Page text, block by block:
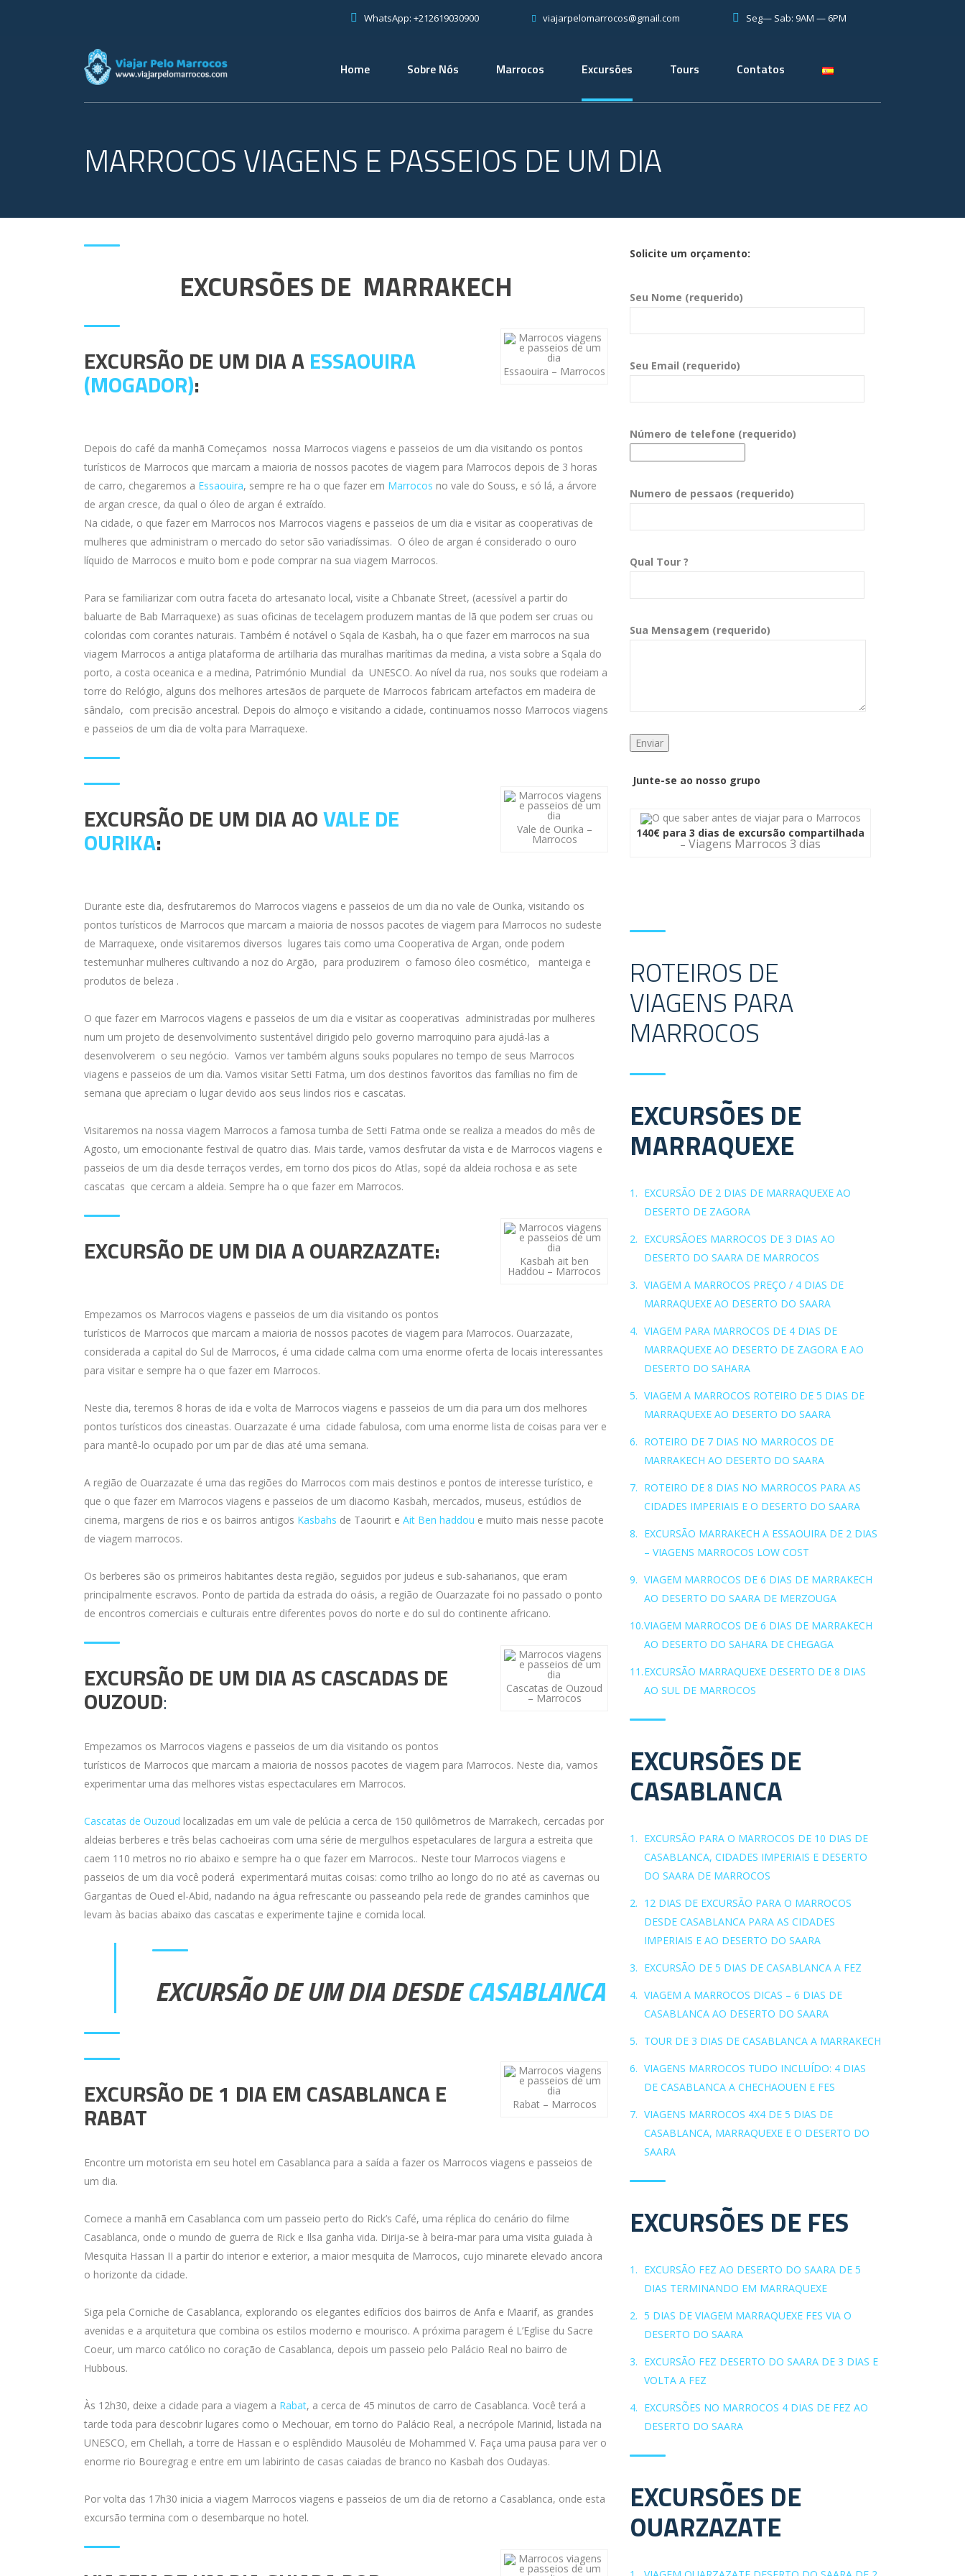
WhatsApp: +212619030900 viajarpelomarrocos@gmail.com Seg— Sab: 9AM — 6PM
Home Sobre Nós Marrocos Excursões Tours Contatos
MARROCOS VIAGENS E PASSEIOS DE UM DIA
EXCURSÕES DE MARRAKECH
Essaouira – Marrocos
EXCURSÃO DE UM DIA AESSAOUIRA
(MOGADOR):
Depois do café da manhã Começamos nossa Marrocos viagens e passeios de um dia visitando os pontos
turísticos de Marrocos que marcam a maioria de nossos pacotes de viagem para Marrocos depois de 3 horas
de carro, chegaremos a Essaouira, sempre re ha o que fazer em Marrocos no vale do Souss, e só lá, a árvore
de argan cresce, da qual o óleo de argan é extraído.
Na cidade, o que fazer em Marrocos nos Marrocos viagens e passeios de um dia e visitar as cooperativas de
mulheres que administram o mercado do setor são variadíssimas. O óleo de argan é considerado o ouro
líquido de Marrocos e muito bom e pode comprar na sua viagem Marrocos.
Para se familiarizar com outra faceta do artesanato local, visite a Chbanate Street, (acessível a partir do
baluarte de Bab Marraquexe) as suas oficinas de tecelagem produzem mantas de lã que podem ser cruas ou
coloridas com corantes naturais. Também é notável o Sqala de Kasbah, ha o que fazer em marrocos na sua
viagem Marrocos a antiga plataforma de artilharia das muralhas marítimas da medina, a vista sobre a Sqala do
porto, a costa oceanica e a medina, Património Mundial da UNESCO. Ao nível da rua, nos souks que rodeiam a
torre do Relógio, alguns dos melhores artesãos de parquete de Marrocos fabricam artefactos em madeira de
sândalo, com precisão ancestral. Depois do almoço e visitando a cidade, continuamos nosso Marrocos viagens
e passeios de um dia de volta para Marraquexe.
Vale de Ourika –
Marrocos
EXCURSÃO DE UM DIA AOVALE DE
OURIKA:
Durante este dia, desfrutaremos do Marrocos viagens e passeios de um dia no vale de Ourika, visitando os
pontos turísticos de Marrocos que marcam a maioria de nossos pacotes de viagem para Marrocos no sudeste
de Marraquexe, onde visitaremos diversos lugares tais como uma Cooperativa de Argan, onde podem
testemunhar mulheres cultivando a noz do Argão, para produzirem o famoso óleo cosmético, manteiga e
produtos de beleza .
O que fazer em Marrocos viagens e passeios de um dia e visitar as cooperativas administradas por mulheres
num um projeto de desenvolvimento sustentável dirigido pelo governo marroquino para ajudá-las a
desenvolverem o seu negócio. Vamos ver também alguns souks populares no tempo de seus Marrocos
viagens e passeios de um dia. Vamos visitar Setti Fatma, um dos destinos favoritos das famílias no fim de
semana que apreciam o lugar devido aos seus lindos rios e cascatas.
Visitaremos na nossa viagem Marrocos a famosa tumba de Setti Fatma onde se realiza a meados do mês de
Agosto, um emocionante festival de quatro dias. Mais tarde, vamos desfrutar da vista e de Marrocos viagens e
passeios de um dia desde terraços verdes, em torno dos picos do Atlas, sopé da aldeia rochosa e as sete
cascatas que cercam a aldeia. Sempre ha o que fazer em Marrocos.
Kasbah ait ben
Haddou – Marrocos
EXCURSÃO DE UM DIA A OUARZAZATE:
Empezamos os Marrocos viagens e passeios de um dia visitando os pontos
turísticos de Marrocos que marcam a maioria de nossos pacotes de viagem para Marrocos. Ouarzazate,
considerada a capital do Sul de Marrocos, é uma cidade calma com uma enorme oferta de locais interessantes
para visitar e sempre ha o que fazer em Marrocos.
Neste dia, teremos 8 horas de ida e volta de Marrocos viagens e passeios de um dia para um dos melhores
pontos turísticos dos cineastas. Ouarzazate é uma cidade fabulosa, com uma enorme lista de coisas para ver e
para mantê-lo ocupado por um par de dias até uma semana.
A região de Ouarzazate é uma das regiões do Marrocos com mais destinos e pontos de interesse turístico, e
que o que fazer em Marrocos viagens e passeios de um diacomo Kasbah, mercados, museus, estúdios de
cinema, margens de rios e os bairros antigos Kasbahs de Taourirt e Ait Ben haddou e muito mais nesse pacote
de viagem marrocos.
Os berberes são os primeiros habitantes desta região, seguidos por judeus e sub-saharianos, que eram
principalmente escravos. Ponto de partida da estrada do oásis, a região de Ouarzazate foi no passado o ponto
de encontros comerciais e culturais entre diferentes povos do norte e do sul do continente africano.
Cascatas de Ouzoud
– Marrocos
EXCURSÃO DE UM DIA AS CASCADAS DE
OUZOUD:
Empezamos os Marrocos viagens e passeios de um dia visitando os pontos
turísticos de Marrocos que marcam a maioria de nossos pacotes de viagem para Marrocos. Neste dia, vamos
experimentar uma das melhores vistas espectaculares em Marrocos.
Cascatas de Ouzoud localizadas em um vale de pelúcia a cerca de 150 quilômetros de Marrakech, cercadas por
aldeias berberes e três belas cachoeiras com uma série de mergulhos espetaculares de largura a estreita que
caem 110 metros no rio abaixo e sempre ha o que fazer em Marrocos.. Neste tour Marrocos viagens e
passeios de um dia você poderá experimentará muitas coisas: como trilho ao longo do rio até as cavernas ou
Gargantas de Oued el-Abid, nadando na água refrescante ou passeando pela rede de grandes caminhos que
levam às bacias abaixo das cascatas e experimente tajine e comida local.
EXCURSÃO DE UM DIA DESDECASABLANCA
Rabat – Marrocos
EXCURSÃO DE 1 DIA EM CASABLANCA E
RABAT
Encontre um motorista em seu hotel em Casablanca para a saída a fazer os Marrocos viagens e passeios de
um dia.
Comece a manhã em Casablanca com um passeio perto do Rick’s Café, uma réplica do cenário do filme
Casablanca, onde o mundo de guerra de Rick e Ilsa ganha vida. Dirija-se à beira-mar para uma visita guiada à
Mesquita Hassan II a partir do interior e exterior, a maior mesquita de Marrocos, cujo minarete elevado ancora
o horizonte da cidade.
Siga pela Corniche de Casablanca, explorando os elegantes edifícios dos bairros de Anfa e Maarif, as grandes
avenidas e a arquitetura que combina os estilos moderno e mourisco. A próxima paragem é L’Eglise du Sacre
Coeur, um marco católico no coração de Casablanca, depois um passeio pelo Palácio Real no bairro de
Hubbous.
Às 12h30, deixe a cidade para a viagem a Rabat, a cerca de 45 minutos de carro de Casablanca. Você terá a
tarde toda para descobrir lugares como o Mechouar, em torno do Palácio Real, a necrópole Marinid, listada na
UNESCO, em Chellah, a torre de Hassan e o esplêndido Mausoléu de Mohammed V. Faça uma pausa para ver o
enorme rio Bouregrag e entre em um labirinto de casas caiadas de branco no Kasbah dos Oudayas.
Por volta das 17h30 inicia a viagem Marrocos viagens e passeios de um dia de retorno a Casablanca, onde esta
excursão termina com o desembarque no hotel.
Solicite um orçamento:
Seu Nome (requerido)
Seu Email (requerido)
Número de telefone (requerido)
Numero de pessaos (requerido)
Qual Tour ?
Sua Mensagem (requerido)
Junte-se ao nosso grupo
140€ para 3 dias de excursão compartilhada
– Viagens Marrocos 3 dias
ROTEIROS DE
VIAGENS PARA
MARROCOS
EXCURSÕES DE
MARRAQUEXE
EXCURSÃO DE 2 DIAS DE MARRAQUEXE AO
DESERTO DE ZAGORA
EXCURSÃOES MARROCOS DE 3 DIAS AO
DESERTO DO SAARA DE MARROCOS
VIAGEM A MARROCOS PREÇO / 4 DIAS DE
MARRAQUEXE AO DESERTO DO SAARA
VIAGEM PARA MARROCOS DE 4 DIAS DE
MARRAQUEXE AO DESERTO DE ZAGORA E AO
DESERTO DO SAHARA
VIAGEM A MARROCOS ROTEIRO DE 5 DIAS DE
MARRAQUEXE AO DESERTO DO SAARA
ROTEIRO DE 7 DIAS NO MARROCOS DE
MARRAKECH AO DESERTO DO SAARA
ROTEIRO DE 8 DIAS NO MARROCOS PARA AS
CIDADES IMPERIAIS E O DESERTO DO SAARA
EXCURSÃO MARRAKECH A ESSAOUIRA DE 2 DIAS
– VIAGENS MARROCOS LOW COST
VIAGEM MARROCOS DE 6 DIAS DE MARRAKECH
AO DESERTO DO SAARA DE MERZOUGA
VIAGEM MARROCOS DE 6 DIAS DE MARRAKECH
AO DESERTO DO SAHARA DE CHEGAGA
EXCURSÃO MARRAQUEXE DESERTO DE 8 DIAS
AO SUL DE MARROCOS
EXCURSÕES DE
CASABLANCA
EXCURSÃO PARA O MARROCOS DE 10 DIAS DE
CASABLANCA, CIDADES IMPERIAIS E DESERTO
DO SAARA DE MARROCOS
12 DIAS DE EXCURSÃO PARA O MARROCOS
DESDE CASABLANCA PARA AS CIDADES
IMPERIAIS E AO DESERTO DO SAARA
EXCURSÃO DE 5 DIAS DE CASABLANCA A FEZ
VIAGEM A MARROCOS DICAS – 6 DIAS DE
CASABLANCA AO DESERTO DO SAARA
TOUR DE 3 DIAS DE CASABLANCA A MARRAKECH
VIAGENS MARROCOS TUDO INCLUÍDO: 4 DIAS
DE CASABLANCA A CHECHAOUEN E FES
VIAGENS MARROCOS 4X4 DE 5 DIAS DE
CASABLANCA, MARRAQUEXE E O DESERTO DO
SAARA
EXCURSÕES DE FES
EXCURSÃO FEZ AO DESERTO DO SAARA DE 5
DIAS TERMINANDO EM MARRAQUEXE
5 DIAS DE VIAGEM MARRAQUEXE FES VIA O
DESERTO DO SAARA
EXCURSÃO FEZ DESERTO DO SAARA DE 3 DIAS E
VOLTA A FEZ
EXCURSÕES NO MARROCOS 4 DIAS DE FEZ AO
DESERTO DO SAARA
EXCURSÕES DE
OUARZAZATE